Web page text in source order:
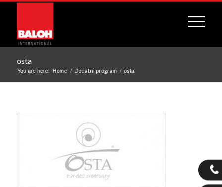
osta
You are here: Home / Dodatni program / osta